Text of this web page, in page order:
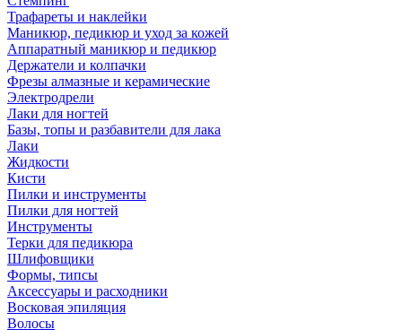
Трафареты и наклейки
Маникюр, педикюр и уход за кожей
Аппаратный маникюр и педикюр
Держатели и колпачки
Фрезы алмазные и керамические
Электродрели
Лаки для ногтей
Базы, топы и разбавители для лака
Лаки
Жидкости
Кисти
Пилки и инструменты
Пилки для ногтей
Инструменты
Терки для педикюра
Шлифовщики
Формы, типсы
Аксессуары и расходники
Восковая эпиляция
Волосы